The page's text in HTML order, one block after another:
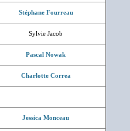
Stéphane Fourreau
Sylvie Jacob
Pascal Nowak
Charlotte Correa
Jessica Monceau